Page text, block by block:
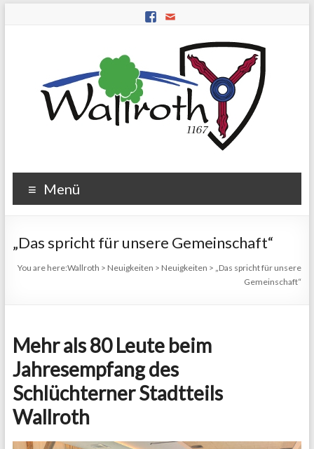
Menü
„Das spricht für unsere Gemeinschaft“
You are here:Wallroth > Neuigkeiten > Neuigkeiten > „Das spricht für unsere
Gemeinschaft“
Mehr als 80 Leute beim
Jahresempfang des
Schlüchterner Stadtteils
Wallroth